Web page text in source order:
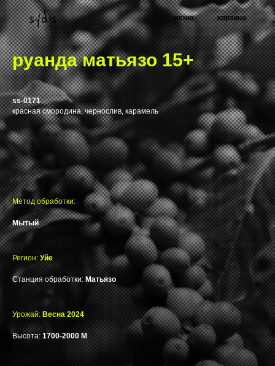
меню корзина
руанда матьязо 15+
ss-0171
красная смородина, чернослив, карамель
Метод обработки:
Мытый
Регион: Уйе
Станция обработки: Матьязо
Урожай: Весна 2024
Высота: 1700-2000 М